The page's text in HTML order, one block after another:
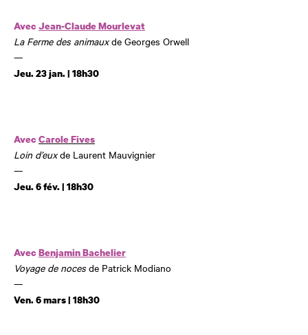
Avec Jean-Claude Mourlevat
La Ferme des animauxde Georges Orwell
—
Jeu. 23 jan. | 18h30
Avec Carole Fives
Loin d’euxde Laurent Mauvignier
—
Jeu. 6 fév. | 18h30
Avec Benjamin Bachelier
Voyage de nocesde Patrick Modiano
—
Ven. 6 mars | 18h30